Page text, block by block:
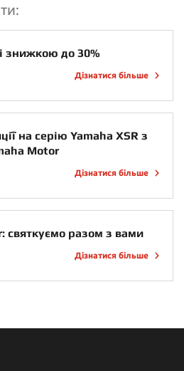
знижкою до 30%
Дізнатися більше
на серію Yamaha XSR з
Motor
Дізнатися більше
святкуємо разом з вами
Дізнатися більше